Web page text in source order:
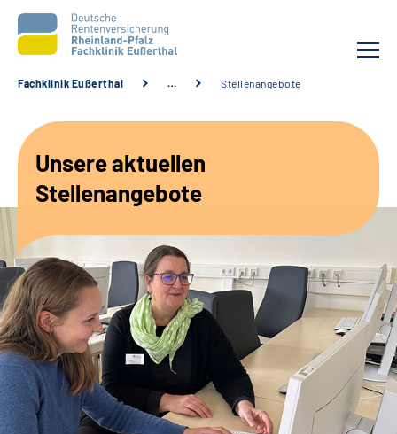
Unsere Angebote
Karriere
Beratungsstellen &
Zuweisende
Suche
Leichte Sprache
Fachklinik Eußerthal … Stellenangebote
Unsere aktuellen
Stellenangebote